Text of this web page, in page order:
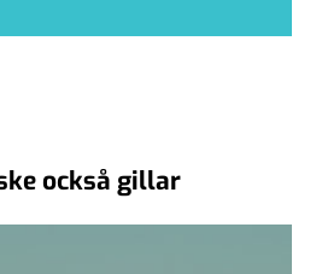
också gillar